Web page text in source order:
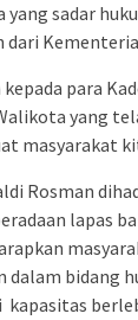
sadar
para
yang
masyarakat
Rosman
lapas
bidang